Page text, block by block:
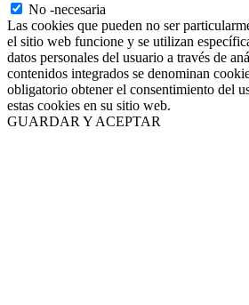
No -necesaria
Las cookies que pueden no ser
el sitio web funcione y se utilizan
datos personales del usuario a través de
contenidos integrados se denominan
obligatorio obtener el consentimiento del
estas cookies en su sitio web.
GUARDAR Y ACEPTAR